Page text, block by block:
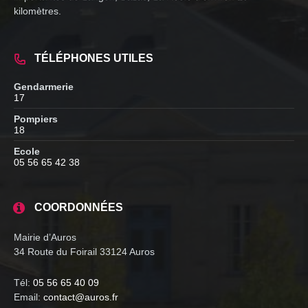
kilomètres.
TÉLÉPHONES UTILES
Gendarmerie
17
Pompiers
18
Ecole
05 56 65 42 38
COORDONNÉES
Mairie d’Auros
34 Route du Foirail 33124 Auros
Tél: 05 56 65 40 09
Email: contact@auros.fr